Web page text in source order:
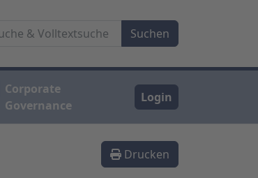
Corporate
Governance
Login
Drucken